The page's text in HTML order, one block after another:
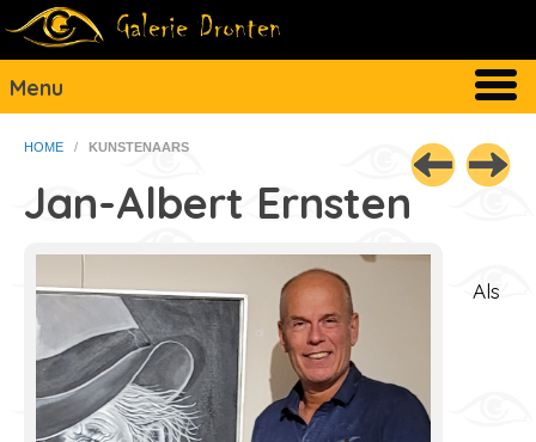
Menu
HOME / KUNSTENAARS
Jan-Albert Ernsten
Als